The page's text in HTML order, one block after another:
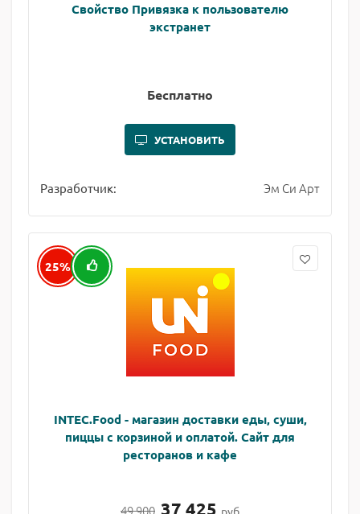
Свойство Привязка к пользователю
экстранет
Бесплатно
УСТАНОВИТЬ
Разработчик: Эм Си Арт
25%
INTEC.Food - магазин доставки еды, суши,
пиццы с корзиной и оплатой. Сайт для
ресторанов и кафе
49 900 37 425 руб